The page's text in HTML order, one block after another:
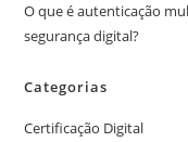
O que é autenticação
segurança digital?
Categorias
Certificação Digital